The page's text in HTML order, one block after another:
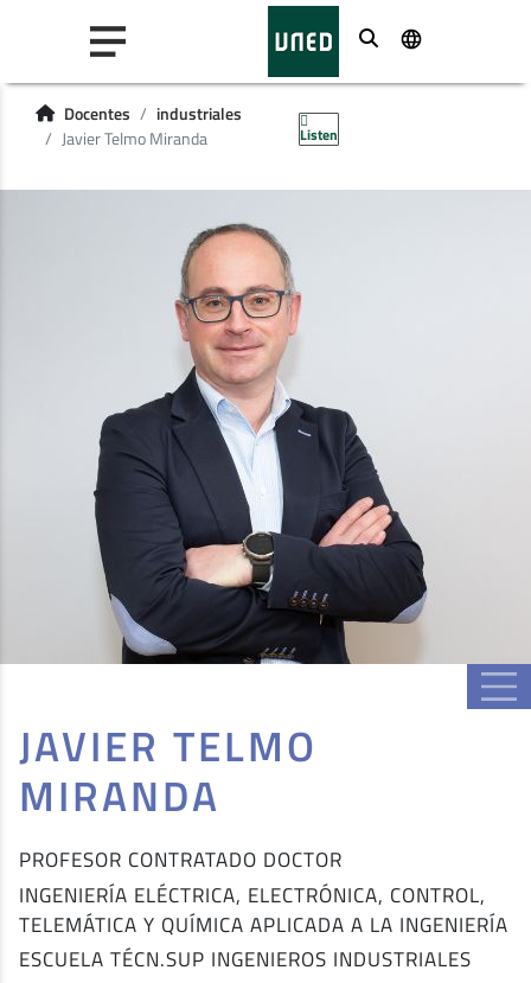
Buscar
Docentes
industriales
Javier Telmo Miranda
Listen
JAVIER TELMO
MIRANDA
PROFESOR CONTRATADO DOCTOR
INGENIERÍA ELÉCTRICA, ELECTRÓNICA, CONTROL,
TELEMÁTICA Y QUÍMICA APLICADA A LA INGENIERÍA
ESCUELA TÉCN.SUP INGENIEROS INDUSTRIALES